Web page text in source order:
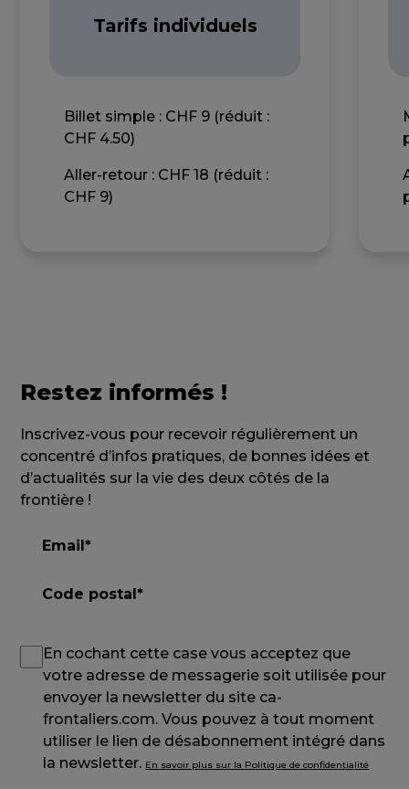
Tarifs individuels
Billet simple : CHF 9 (réduit :
CHF 4.50)
Aller-retour : CHF 18 (réduit :
CHF 9)
Restez informés !
Inscrivez-vous pour recevoir régulièrement un
concentré d’infos pratiques, de bonnes idées et
d’actualités sur la vie des deux côtés de la
frontière !
En cochant cette case vous acceptez que
votre adresse de messagerie soit utilisée pour
envoyer la newsletter du site ca-
frontaliers.com. Vous pouvez à tout moment
utiliser le lien de désabonnement intégré dans
la newsletter. En savoir plus sur la Politique de confidentialité